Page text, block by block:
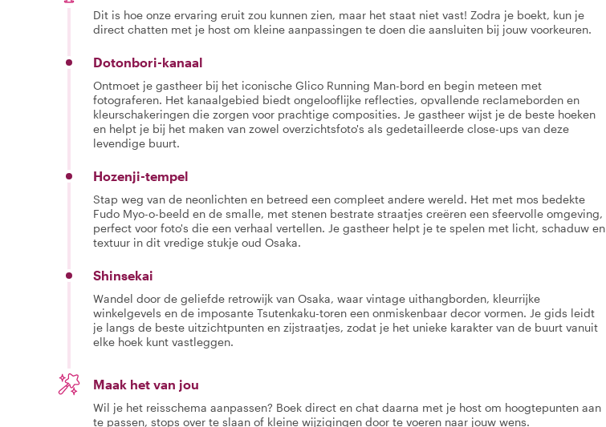
Dit is hoe onze ervaring eruit zou kunnen zien, maar het staat niet vast! Zodra je boekt, kun je
direct chatten met je host om kleine aanpassingen te doen die aansluiten bij jouw voorkeuren.
Dotonbori-kanaal
Ontmoet je gastheer bij het iconische Glico Running Man-bord en begin meteen met
fotograferen. Het kanaalgebied biedt ongelooflijke reflecties, opvallende reclameborden en
kleurschakeringen die zorgen voor prachtige composities. Je gastheer wijst je de beste hoeken
en helpt je bij het maken van zowel overzichtsfoto's als gedetailleerde close-ups van deze
levendige buurt.
Hozenji-tempel
Stap weg van de neonlichten en betreed een compleet andere wereld. Het met mos bedekte
Fudo Myo-o-beeld en de smalle, met stenen bestrate straatjes creëren een sfeervolle omgeving,
perfect voor foto's die een verhaal vertellen. Je gastheer helpt je te spelen met licht, schaduw en
textuur in dit vredige stukje oud Osaka.
Shinsekai
Wandel door de geliefde retrowijk van Osaka, waar vintage uithangborden, kleurrijke
winkelgevels en de imposante Tsutenkaku-toren een onmiskenbaar decor vormen. Je gids leidt
je langs de beste uitzichtpunten en zijstraatjes, zodat je het unieke karakter van de buurt vanuit
elke hoek kunt vastleggen.
Maak het van jou
Wil je het reisschema aanpassen? Boek direct en chat daarna met je host om hoogtepunten aan
te passen, stops over te slaan of kleine wijzigingen door te voeren naar jouw wens.